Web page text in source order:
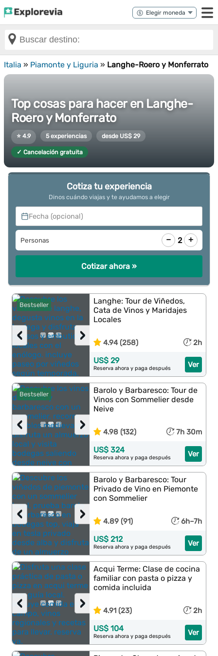
Italia » Piamonte y Liguria » Langhe-Roero y Monferrato
Top cosas para hacer en Langhe-
Roero y Monferrato
⭐ 4.9 5 experiencias desde US$ 29
✓ Cancelación gratuita
Cotiza tu experiencia
Dinos cuándo viajas y te ayudamos a elegir
Fecha (opcional)
Personas − 2 +
Cotizar ahora »
Bestseller
›
‹
Langhe: Tour de Viñedos,
Cata de Vinos y Maridajes
Locales
4.94 (258) 2h
Ver
US$ 29
Reserva ahora y paga después
Bestseller
›
‹
Barolo y Barbaresco: Tour de
Vinos con Sommelier desde
Neive
4.98 (132) 7h 30m
Ver
US$ 324
Reserva ahora y paga después
›
‹
Barolo y Barbaresco: Tour
Privado de Vino en Piemonte
con Sommelier
4.89 (91) 6h–7h
Ver
US$ 212
Reserva ahora y paga después
›
‹
Acqui Terme: Clase de cocina
familiar con pasta o pizza y
comida incluida
4.91 (23) 2h
Ver
US$ 104
Reserva ahora y paga después